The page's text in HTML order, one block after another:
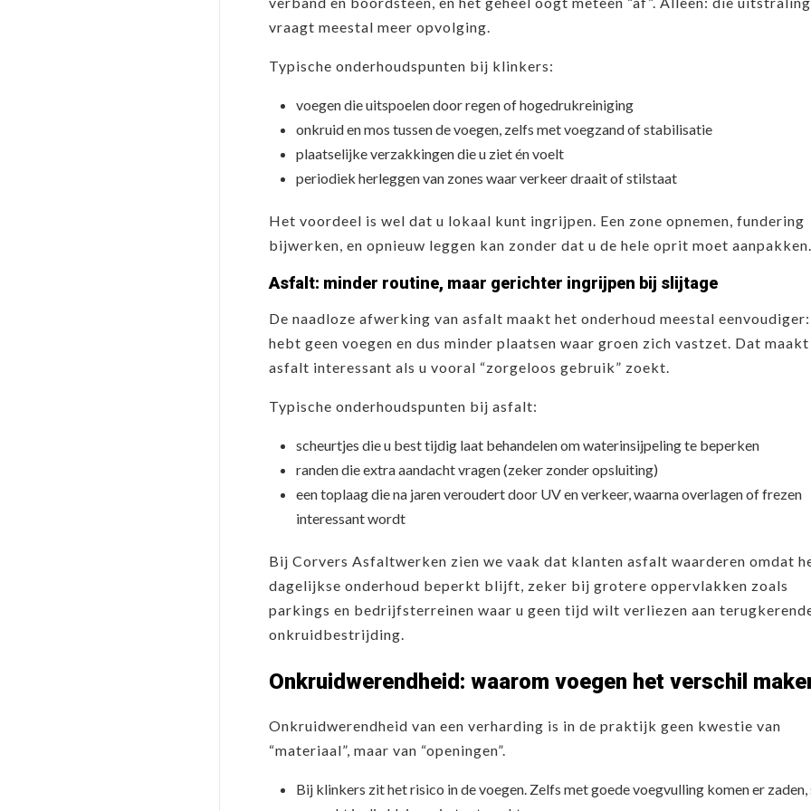
vraagt meestal meer opvolging.
Typische onderhoudspunten bij klinkers:
voegen die uitspoelen door regen of hogedrukreiniging
onkruid en mos tussen de voegen, zelfs met voegzand of stabilisatie
plaatselijke verzakkingen die u ziet én voelt
periodiek herleggen van zones waar verkeer draait of stilstaat
Het voordeel is wel dat u lokaal kunt ingrijpen. Een zone opnemen, fundering
bijwerken, en opnieuw leggen kan zonder dat u de hele oprit moet aanpakken.
Asfalt: minder routine, maar gerichter ingrijpen bij slijtage
De naadloze afwerking van asfalt maakt het onderhoud meestal
hebt geen voegen en dus minder plaatsen waar groen zich vastzet. Dat maakt
asfalt interessant als u vooral “zorgeloos gebruik” zoekt.
Typische onderhoudspunten bij asfalt:
scheurtjes die u best tijdig laat behandelen om waterinsijpeling te beperken
randen die extra aandacht vragen (zeker zonder opsluiting)
een toplaag die na jaren veroudert door UV en verkeer, waarna overlagen of frezen
interessant wordt
Bij Corvers Asfaltwerken zien we vaak dat klanten asfalt waarderen omdat
dagelijkse onderhoud beperkt blijft, zeker bij grotere oppervlakken zoals
parkings en bedrijfsterreinen waar u geen tijd wilt verliezen aan
onkruidbestrijding.
Onkruidwerendheid: waarom voegen het verschil
Onkruidwerendheid van een verharding is in de praktijk geen kwestie van
“materiaal”, maar van “openingen”.
Bij klinkers zit het risico in de voegen. Zelfs met goede voegvulling komen er